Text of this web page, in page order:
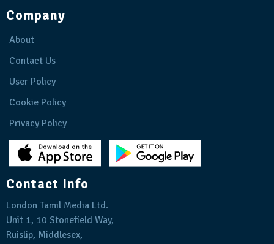
Company
About
Contact Us
User Policy
Cookie Policy
Privacy Policy
Contact Info
London Tamil Media Ltd.
Unit 1, 10 Stonefield Way,
Ruislip, Middlesex,